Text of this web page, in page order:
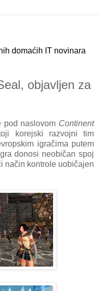
domaćih IT novinara
objavljen za
pod naslovom Continent
korejski razvojni tim
igračima putem
donosi neobičan spoj
način kontrole uobičajen